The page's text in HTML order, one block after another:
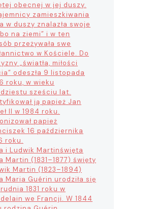
obecnej w jej duszy.
zamieszkiwania
w duszy znalazła swoje
na ziemi” i w ten
przeżywała swe
w Kościele. Do
„światła, miłości
odeszła 9 listopada
roku, w wieku
sześciu lat.
ją papież Jan
II w 1984 roku.
papież
16 października
roku.
i Ludwik Martinświęta
Martin (1831–1877) święty
Martin (1823–1894)
Maria Guérin urodziła się
1831 roku w
we Francji. W 1844